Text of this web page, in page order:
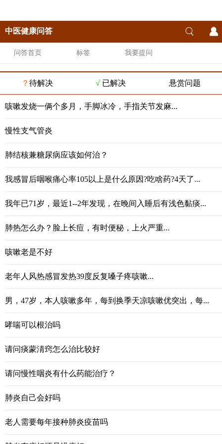
中医健康问答
问答首页 标签 我要提问
？ 待解决 √ 已解决 悬赏问题
咳嗽发烧一俩个多月，手脚冰冷，手指关节发麻...
慢性支气管炎
肺结核兼糖尿病应该如何治？
我感冒后咽喉痛心率105以上是什么原因?吃啥药?4天了...
我年已71岁，最近1--2年发现，在晚间入睡后有浅色黏痰...
肺热怎么办？脸上长痘，有时便秘，上火严重...
咳嗽老是不好
老年人风热感冒发热39度反复嗓子疼咳嗽...
男，47岁，本人咳嗽多年，每到换季天凉咳嗽优突出，每...
哮喘可以根治吗
请问痰蒙淸窍怎么治比较好
请问慢性咽炎有什么药能治疗？
肺炎自己会好吗
老人需要每年接种肺炎疫苗吗